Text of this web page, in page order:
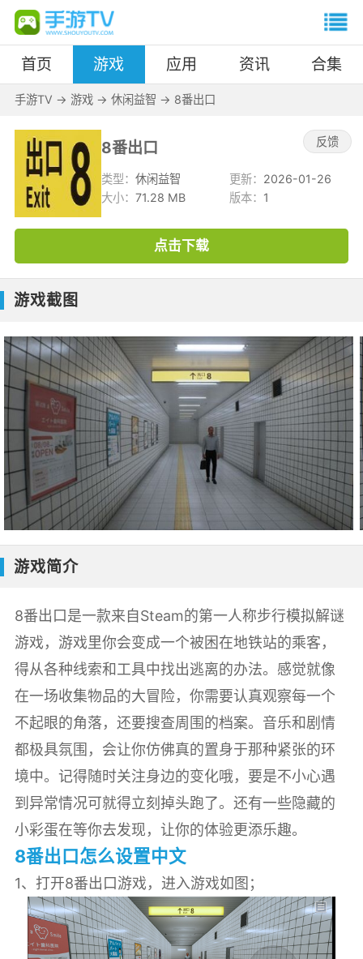
首页 游戏 应用 资讯 合集
手游TV -> 游戏-> 休闲益智 -> 8番出口
8番出口 反馈
类型：休闲益智 更新： 2026-01-26
大小：71.28 MB 版本： 1
点击下载
游戏截图
游戏简介
8番出口是一款来自Steam的第一人称步行模拟解谜
游戏，游戏里你会变成一个被困在地铁站的乘客，
得从各种线索和工具中找出逃离的办法。感觉就像
在一场收集物品的大冒险，你需要认真观察每一个
不起眼的角落，还要搜查周围的档案。音乐和剧情
都极具氛围，会让你仿佛真的置身于那种紧张的环
境中。记得随时关注身边的变化哦，要是不小心遇
到异常情况可就得立刻掉头跑了。还有一些隐藏的
小彩蛋在等你去发现，让你的体验更添乐趣。
8番出口怎么设置中文
1、打开8番出口游戏，进入游戏如图；